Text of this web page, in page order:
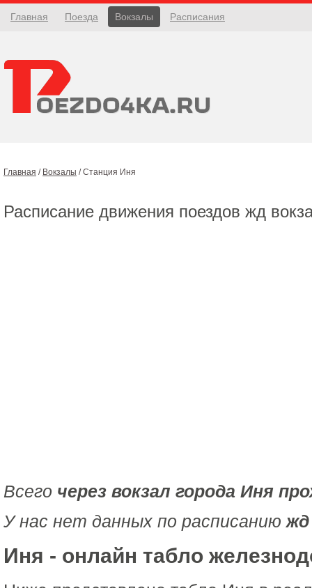
Главная Поезда Вокзалы Расписания
Главная / Вокзалы /Станция Иня
Расписание движения поездов жд
Всего через вокзал города Иня
У нас нет данных по расписанию
Иня - онлайн табло